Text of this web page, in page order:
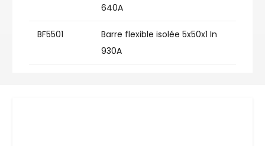
640A
BF5501
Barre flexible isolée 5x50x1 In
930A